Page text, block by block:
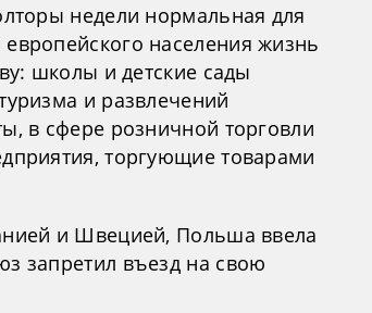
недели нормальная для
населения жизнь
школы и детские сады
и развлечений
в сфере розничной торговли
торгующие товарами
и Швецией, Польша ввела
запретил въезд на свою